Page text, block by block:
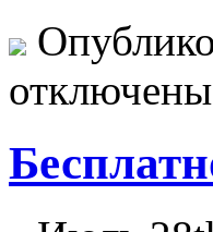
отключены